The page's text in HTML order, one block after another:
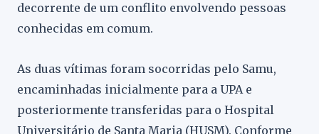
decorrente de um conflito envolvendo pessoas
conhecidas em comum.
As duas vítimas foram socorridas pelo Samu,
encaminhadas inicialmente para a UPA e
posteriormente transferidas para o Hospital
Universitário de Santa Maria (HUSM). Conforme